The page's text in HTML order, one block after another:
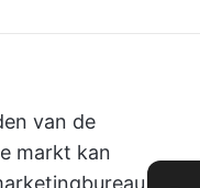
van de
markt kan